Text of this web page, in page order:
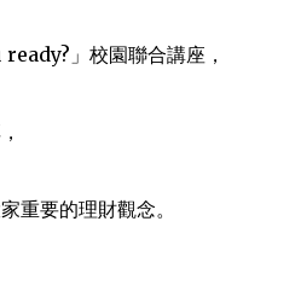
」校園聯合講座，
重要的理財觀念。